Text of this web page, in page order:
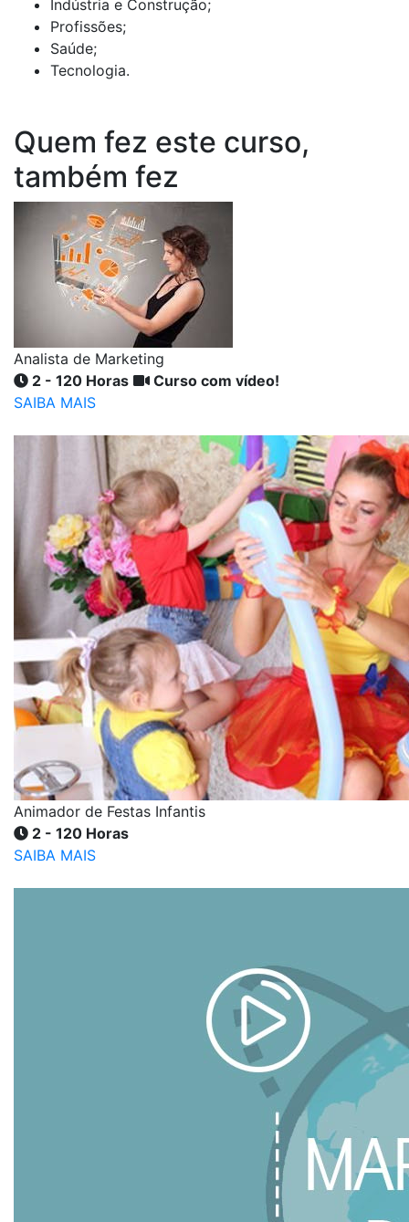
Indústria e Construção;
Profissões;
Saúde;
Tecnologia.
Quem fez este curso,
também fez
Analista de Marketing
2 - 120 Horas
Curso com vídeo!
SAIBA MAIS
Animador de Festas Infantis
2 - 120 Horas
SAIBA MAIS